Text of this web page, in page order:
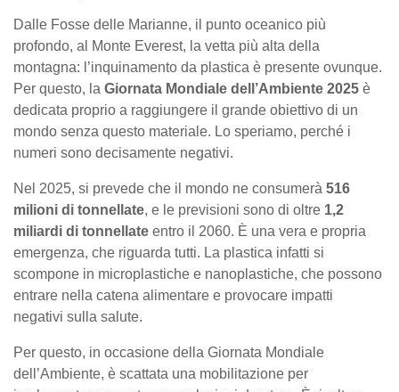
Dalle Fosse delle Marianne, il punto oceanico più
profondo, al Monte Everest, la vetta più alta della
montagna: l’inquinamento da plastica è presente ovunque.
Per questo, la Giornata Mondiale dell’Ambiente 2025 è
dedicata proprio a raggiungere il grande obiettivo di un
mondo senza questo materiale. Lo speriamo, perché i
numeri sono decisamente negativi.
Nel 2025, si prevede che il mondo ne consumerà 516
milioni di tonnellate, e le previsioni sono di oltre 1,2
miliardi di tonnellate entro il 2060. È una vera e propria
emergenza, che riguarda tutti. La plastica infatti si
scompone in microplastiche e nanoplastiche, che possono
entrare nella catena alimentare e provocare impatti
negativi sulla salute.
Per questo, in occasione della Giornata Mondiale
dell’Ambiente, è scattata una mobilitazione per